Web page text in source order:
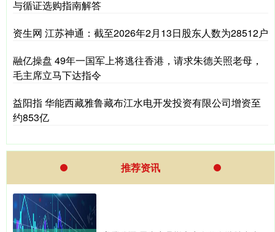
与循证选购指南解答
资生网 江苏神通：截至2026年2月13日股东人数为28512户
融亿操盘 49年一国军上将逃往香港，请求朱德关照老母，
毛主席立马下达指令
益阳指 华能西藏雅鲁藏布江水电开发投资有限公司增资至
约853亿
推荐资讯